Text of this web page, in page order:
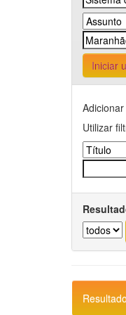
Iniciar
Utilizar